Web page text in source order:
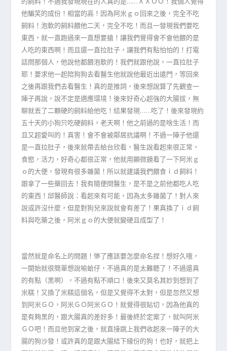
他騙笑的成份！相當的高！因為阿米ｇｏ回來之後，完全不吃
飼料！泡軟的飼料餵他二天，完全不吃！而且一發現我們要吃
東西，就一直跑過來一直想要搶！讓我們覺得會不會他餵的是
人吃的東西啊！而且還一直拉肚子，讓我們有點怕怕的！打電
話問那個人，他說他都餵泡軟的！我們就跟他說，一直拉肚子
耶！要求他一起陪狗狗去看醫生他就說他最近出遠門，等回來
之後再跟我們去看醫生！真的是推詞，後來想說算了先觀查一
陣子再說，說不定是適應環境！後來好奇心超強的大腸拔，無
聊就丟了二顆硬的飼料給他吃！結果發現……吃了！後來發現約
五十天的小狗只吃硬飼料，老天啊！他之前過的是啥生活！而
且又超愛叫的！真害！會不會被鄰居抗議啊！不過一陣子他還
是一直拉肚子，後來就帶去給台欣看，醫生說看起來很正常，
食慾，活力，好奇心都很正常，他就用顯微鏡看了一下阿米ｇ
ｏ的大便，發現有很多雜菌！所以就建議我們餵食ｉｄ飼料！
跟拿了一些藥回去！我有隨便問醫生，是不是之前他都吃人吃
的東西！邱醫師說：看起來有可能，因為太多雜菌了！對人來
說或許沒什麼，但是對狗兒來說就會有差了！果真換了ｉｄ飼
料與吃藥之後，阿米ｇｏ的大便就變硬且成型了！
當然就是命名上的問題！慘了應該要怎麼命名捏！想好久哦，
一開始就很簡單想說喻蛤仔，不過真的是太難聽了！不過還真
的有點（黑啊），不過有點不順口！後來又莫名其妙到想到了
米糕！又換了米糕這個名，但是又覺得不太對，但是忽然又想
到阿米ＧＯ，阿米ＧＯ阿米ＧＯ！就覺得很貼切，因為他真的
是有夠黑的，跟大腸真的差好多！最後終於定案了，就叫阿米
ＧＯ吧！而且他到家之後，就直接跳上我們收起來一陣子的大
腸的狗沙發！或許真的是跟大腸結下緣份的狗！也好，就把上